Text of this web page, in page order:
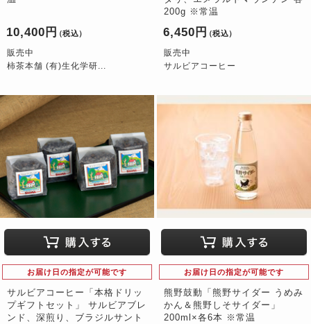
10,400円 （税込）
販売中
柿茶本舗 (有)生化学研...
200g ※常温
6,450円 （税込）
販売中
サルビアコーヒー
お届け日の指定が可能です
サルビアコーヒー「本格ドリッ
プギフトセット」 サルビアブレ
ンド、深煎り、ブラジルサント
お届け日の指定が可能です
熊野鼓動「熊野サイダー うめみ
かん＆熊野しそサイダー」
200ml×各6本 ※常温